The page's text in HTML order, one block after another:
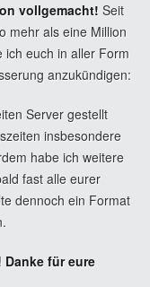
vollgemacht! Seit
mehr als eine Million
ich euch in aller Form
anzukündigen:
Server gestellt
insbesondere
habe ich weitere
fast alle eurer
dennoch ein Format
Danke für eure